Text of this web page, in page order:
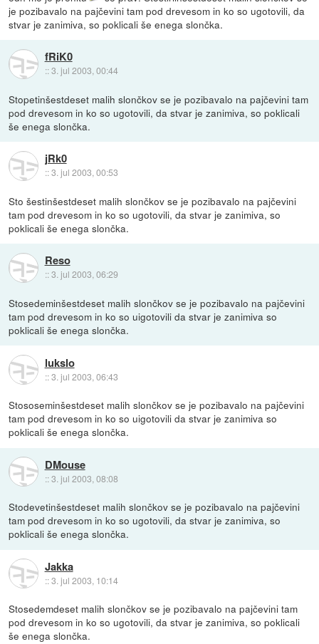
je pozibavalo na pajčevini tam pod drevesom in ko so ugotovili, da
stvar je zanimiva, so poklicali še enega slončka.
fRiK0
::3. jul 2003, 00:44
Stopetinšestdeset malih slončkov se je pozibavalo na pajčevini tam
pod drevesom in ko so ugotovili, da stvar je zanimiva, so poklicali
še enega slončka.
jRk0
::3. jul 2003, 00:53
Sto šestinšestdeset malih slončkov se je pozibavalo na pajčevini
tam pod drevesom in ko so ugotovili, da stvar je zanimiva, so
poklicali še enega slončka.
Reso
::3. jul 2003, 06:29
Stosedeminšestdeset malih slončkov se je pozibavalo na pajčevini
tam pod drevesom in ko so uigotovili da stvar je zanimiva so
poklicali še enega slončka.
lukslo
::3. jul 2003, 06:43
Stososeminšestdeset malih slončkov se je pozibavalo na pajčevini
tam pod drevesom in ko so uigotovili da stvar je zanimiva so
poklicali še enega slončka.
DMouse
::3. jul 2003, 08:08
Stodevetinšestdeset malih slončkov se je pozibavalo na pajčevini
tam pod drevesom in ko so ugotovili, da stvar je zanimiva, so
poklicali še enega slončka.
Jakka
::3. jul 2003, 10:14
Stosedemdeset malih slončkov se je pozibavalo na pajčevini tam
pod drevesom in ko so ugotovili, da stvar je zanimiva, so poklicali
še enega slončka.